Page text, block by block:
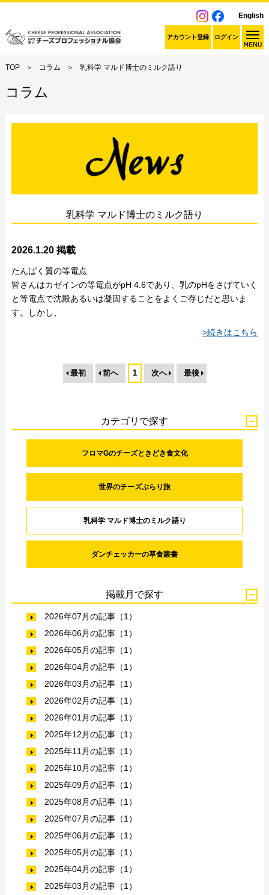
English
アカウント登録 ログイン
TOP コラム 乳科学 マルド博士のミルク語り
コラム
乳科学 マルド博士のミルク語り
2026.1.20 掲載
たんぱく質の等電点
皆さんはカゼインの等電点がpH 4.6であり、乳のpHをさげていく
と等電点で沈殿あるいは凝固することをよくご存じだと思いま
す。しかし、
>続きはこちら
最初 前へ 1 次へ 最後
カテゴリで探す
フロマGのチーズときどき食文化
世界のチーズぶらり旅
乳科学 マルド博士のミルク語り
ダンチェッカーの草食叢書
掲載月で探す
2026年07月の記事（1）
2026年06月の記事（1）
2026年05月の記事（1）
2026年04月の記事（1）
2026年03月の記事（1）
2026年02月の記事（1）
2026年01月の記事（1）
2025年12月の記事（1）
2025年11月の記事（1）
2025年10月の記事（1）
2025年09月の記事（1）
2025年08月の記事（1）
2025年07月の記事（1）
2025年06月の記事（1）
2025年05月の記事（1）
2025年04月の記事（1）
2025年03月の記事（1）